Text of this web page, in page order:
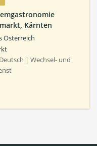
Kärnten
Österreich
| Wechsel- und